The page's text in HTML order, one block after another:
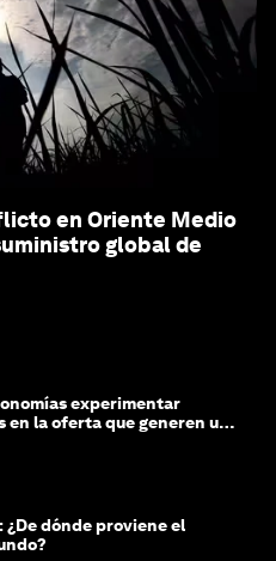
en Oriente Medio
global de
experimentar
en la oferta que generen un
¿De dónde proviene el